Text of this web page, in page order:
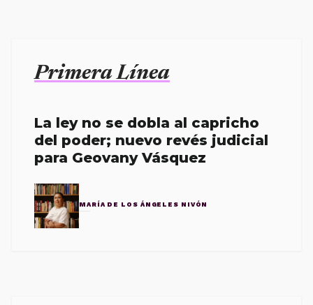
Primera Línea
La ley no se dobla al capricho
del poder; nuevo revés judicial
para Geovany Vásquez
MARÍA DE LOS ÁNGELES NIVÓN